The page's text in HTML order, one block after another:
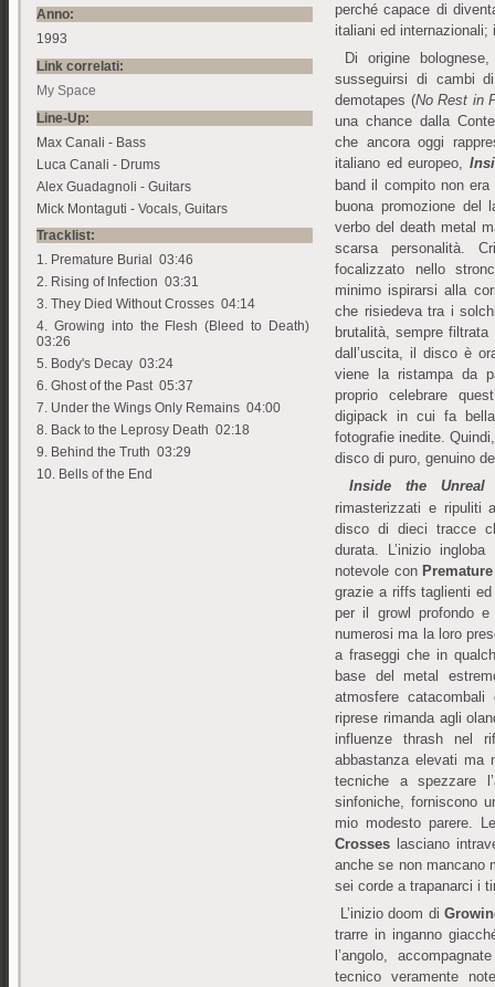
Anno:
1993
Link correlati:
My Space
Line-Up:
Max Canali - Bass
Luca Canali - Drums
Alex Guadagnoli - Guitars
Mick Montaguti - Vocals, Guitars
Tracklist:
1. Premature Burial 03:46
2. Rising of Infection 03:31
3. They Died Without Crosses 04:14
4. Growing into the Flesh (Bleed to Death)
03:26
5. Body's Decay 03:24
6. Ghost of the Past 05:37
7. Under the Wings Only Remains 04:00
8. Back to the Leprosy Death 02:18
9. Behind the Truth 03:29
10. Bells of the End
perché capace di
italiani ed
Di origine
susseguirsi di cambi
demotapes (No Rest in
una chance dalla
che ancora oggi
italiano ed europeo,
band il compito non
buona promozione del
verbo del death metal
scarsa personalità.
focalizzato nello
minimo ispirarsi alla
che risiedeva tra i
brutalità, sempre
dall’uscita, il disco è
viene la ristampa da
proprio celebrare
digipack in cui fa
fotografie inedite.
disco di puro, genuino
Inside the
rimasterizzati e ripuliti
disco di dieci tracce
durata. L’inizio
notevole con
grazie a riffs taglienti
per il growl profondo
numerosi ma la loro
a fraseggi che in
base del metal
atmosfere
riprese rimanda agli
influenze thrash nel
abbastanza elevati ma
tecniche a spezzare
sinfoniche, forniscono
mio modesto parere.
Crosses lasciano
anche se non mancano
sei corde a trapanarci i
L’inizio doom di
trarre in inganno
l’angolo,
tecnico veramente